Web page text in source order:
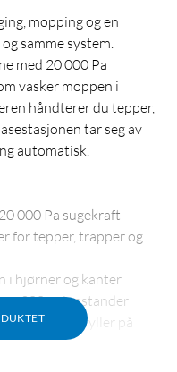
mopping og en
samme system.
med 20 000 Pa
vasker moppen i
håndterer du tepper,
tar seg av
automatisk.
000 Pa sugekraft
for tepper, trapper og
i hjørner og kanter
200+ gjenstander
tørker og fyller på